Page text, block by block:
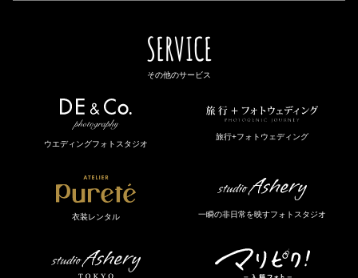
SERVICE
その他のサービス
ウエディングフォトスタジオ
旅行+フォトウェディング
衣装レンタル 一瞬の非日常を映すフォトスタジオ